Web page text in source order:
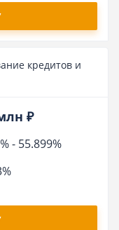
кредитов и
₽
- 55.899%